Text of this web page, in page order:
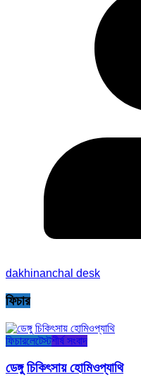
dakhinanchal desk
ফিচার
ফিচারলেটেস্টশীর্ষ সংবাদ
ডেঙ্গু চিকিৎসায় হোমিওপ্যাথি